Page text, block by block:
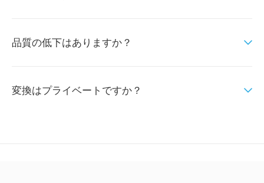
品質の低下はありますか？
変換はプライベートですか？